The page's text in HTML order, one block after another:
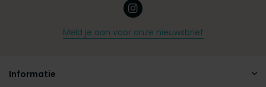
Meld je aan voor onze nieuwsbrief
Informatie